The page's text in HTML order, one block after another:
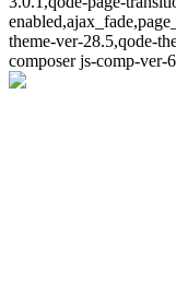
theme-ver-28.5,qode-
composer js-comp-ver-